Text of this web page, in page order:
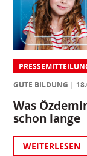
GUTE BILDUNG
Was
schon lange
WEITERLESEN